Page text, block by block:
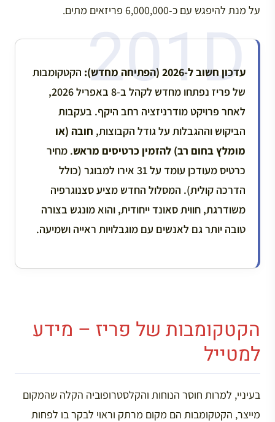
על מנת להיפגש עם כ-6,000,000 פריזאים מתים.
עדכון חשוב ל-2026 (הפתיחה מחדש):
הקטקומבות
של פריז נפתחו מחדש לקהל ב-8 באפריל 2026,
לאחר פרויקט מודרניזציה רחב היקף. בעקבות
הביקוש וההגבלות על גודל הקבוצות, חובה (או
מומלץ בחום רב) להזמין כרטיסים מראש. מחיר
כרטיס מעודכן עומד על 31 אירו למבוגר (כולל
הדרכה קולית). המסלול החדש מציע סצנוגרפיה
משודרגת, חווית סאונד ייחודית, והוא מונגש בצורה
טובה יותר גם לאנשים עם מוגבלויות ראייה ושמיעה.
הקטקומבות של פריז – מידע
למטייל
בעיניי, למרות חוסר הנוחות והקלסטרופוביה הקלה שהמקום
מייצר, הקטקומבות הם מקום מרתק וראוי לבקר בו לפחות